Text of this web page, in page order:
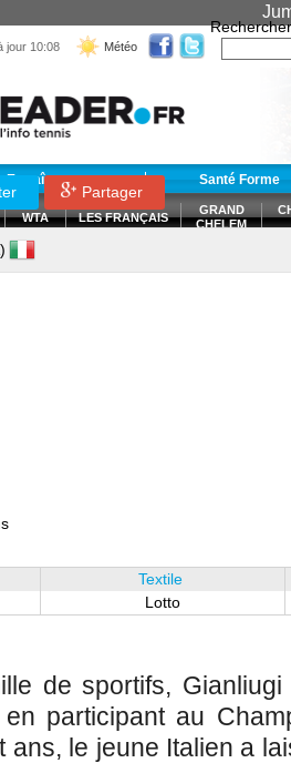
jour 10:08 Météo
Rechercher
Entraînement Santé Forme
WTA LES FRANÇAIS
GRAND
CHELEM
Partager
Textile
Lotto
de sportifs, Gianliugi
participant au
ans, le jeune Italien a